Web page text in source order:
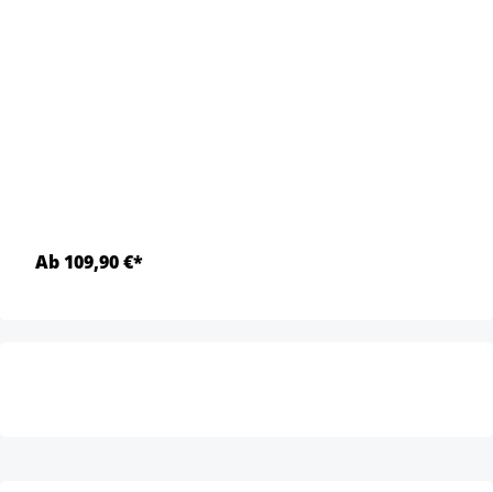
Ab 109,90 €*